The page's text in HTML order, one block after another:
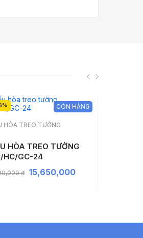
HÒA TREO TƯỜNG
HÒA TREO TƯỜNG
HC/GC-24
CÒN HÀNG
đ 15,650,000